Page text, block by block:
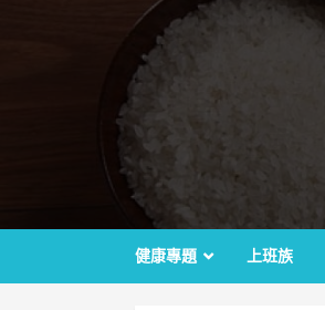
健康專題 上班族